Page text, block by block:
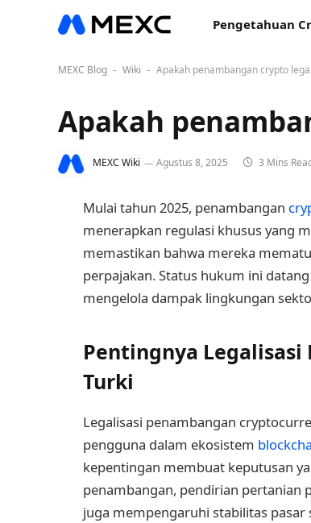
Pengetahuan
MEXC Blog - Wiki - Apakah penambangan crypto
Apakah
MEXC Wiki Agustus 8, 2025 3 Mins
Mulai tahun 2025, penambangan
menerapkan regulasi khusus yang
memastikan bahwa mereka
perpajakan. Status hukum ini
mengelola dampak lingkungan
Pentingnya
Turki
Legalisasi penambangan
pengguna dalam ekosistem
kepentingan membuat keputusan
penambangan, pendirian pertanian
juga mempengaruhi stabilitas